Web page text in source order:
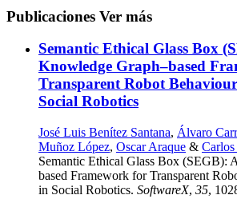
Publicaciones Ver más
Semantic Ethical Glass Box
Knowledge Graph–based
Transparent Robot
Social Robotics
José Luis Benítez Santana, Álvaro
Muñoz López, Oscar Araque &
Semantic Ethical Glass Box (SEGB):
based Framework for Transparent
in Social Robotics. SoftwareX, 35,